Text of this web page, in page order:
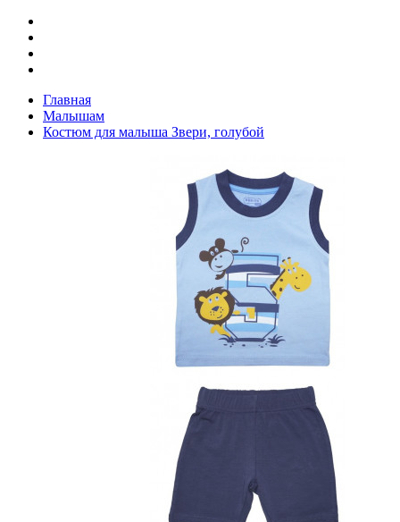
Главная
Малышам
Костюм для малыша Звери, голубой